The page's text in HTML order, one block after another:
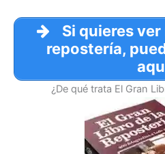
Si quieres
repostería,
¿De qué trata El Gran